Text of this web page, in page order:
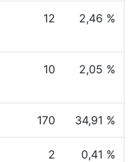
12 2,46 %
10 2,05 %
170 34,91 %
2 0,41 %